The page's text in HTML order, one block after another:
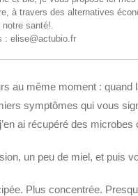
à travers des alternatives
santé!.
: elise@actubio.fr
au même moment : quand
symptômes qui vous
ai récupéré des
un peu de miel, et puis
Plus concentrée.